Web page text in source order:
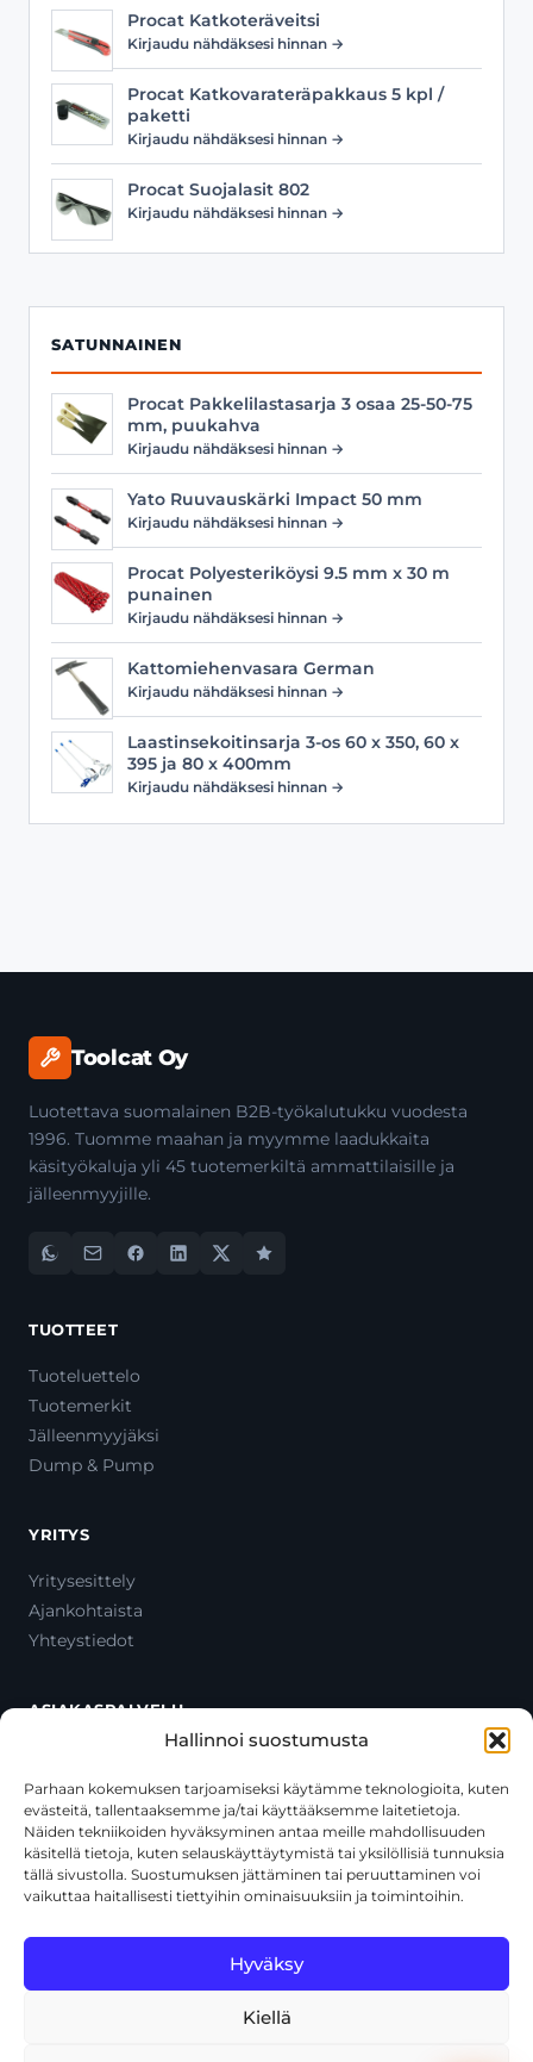
Hallinnoi suostumusta
Parhaan kokemuksen tarjoamiseksi käytämme teknologioita, kuten
evästeitä, tallentaaksemme ja/tai käyttääksemme laitetietoja.
Näiden tekniikoiden hyväksyminen antaa meille mahdollisuuden
käsitellä tietoja, kuten selauskäyttäytymistä tai yksilöllisiä tunnuksia
tällä sivustolla. Suostumuksen jättäminen tai peruuttaminen voi
vaikuttaa haitallisesti tiettyihin ominaisuuksiin ja toimintoihin.
Hyväksy
Kiellä
Procat Katkoteräveitsi
Kirjaudu nähdäksesi hinnan →
Procat Katkovarateräpakkaus 5 kpl /
paketti
Kirjaudu nähdäksesi hinnan →
Procat Suojalasit 802
Kirjaudu nähdäksesi hinnan →
SATUNNAINEN
Procat Pakkelilastasarja 3 osaa 25-50-75
mm, puukahva
Kirjaudu nähdäksesi hinnan →
Yato Ruuvauskärki Impact 50 mm
Kirjaudu nähdäksesi hinnan →
Procat Polyesteriköysi 9.5 mm x 30 m
punainen
Kirjaudu nähdäksesi hinnan →
Kattomiehenvasara German
Kirjaudu nähdäksesi hinnan →
Laastinsekoitinsarja 3-os 60 x 350, 60 x
395 ja 80 x 400mm
Kirjaudu nähdäksesi hinnan →
Toolcat Oy
Luotettava suomalainen B2B-työkalutukku vuodesta
1996. Tuomme maahan ja myymme laadukkaita
käsityökaluja yli 45 tuotemerkiltä ammattilaisille ja
jälleenmyyjille.
TUOTTEET
Tuoteluettelo
Tuotemerkit
Jälleenmyyjäksi
Dump & Pump
YRITYS
Yritysesittely
Ajankohtaista
Yhteystiedot
ASIAKASPALVELU
Oma tili
Maksutavat
Toimitustavat
Usein kysytyt kysymykset
+358 44 270 3795
asiakaspalvelu@toolcat.fi